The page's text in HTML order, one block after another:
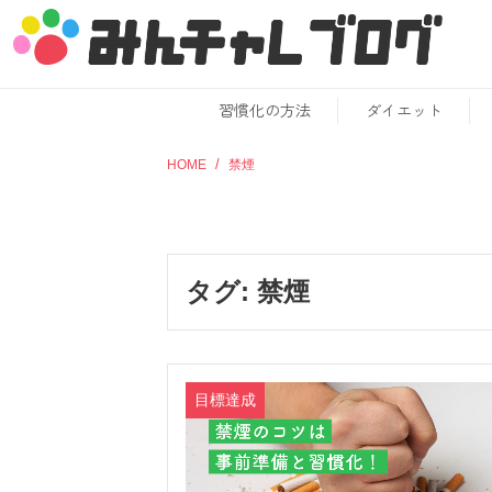
習慣化の方法 ダイエット
HOME 禁煙
タグ: 禁煙
目標達成